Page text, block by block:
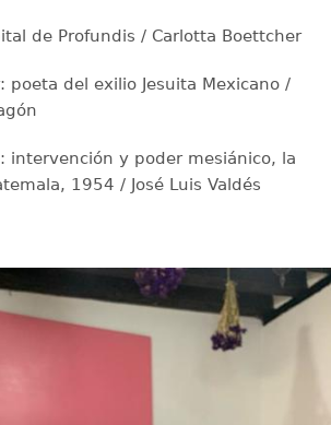
de Profundis / Carlotta Boettcher
poeta del exilio Jesuita Mexicano /
intervención y poder mesiánico, la
1954 / José Luis Valdés